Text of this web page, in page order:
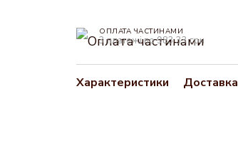
ОПЛАТА ЧАСТИНАМИ
3 платежі по 983.33 грн
Характеристики Доставка